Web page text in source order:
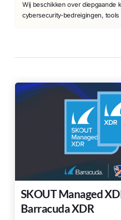
Wij beschikken over diepgaande
cybersecurity-bedreigingen, tools
SKOUT Managed
Barracuda XDR